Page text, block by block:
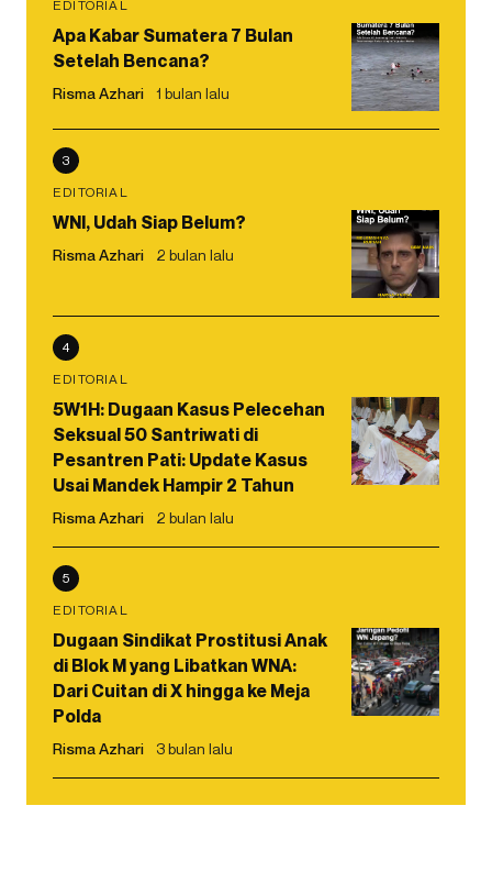
EDITORIAL
Apa Kabar Sumatera 7 Bulan
Setelah Bencana?
Risma Azhari 1 bulan lalu
3
EDITORIAL
WNI, Udah Siap Belum?
Risma Azhari 2 bulan lalu
4
EDITORIAL
5W1H: Dugaan Kasus Pelecehan
Seksual 50 Santriwati di
Pesantren Pati: Update Kasus
Usai Mandek Hampir 2 Tahun
Risma Azhari 2 bulan lalu
5
EDITORIAL
Dugaan Sindikat Prostitusi Anak
di Blok M yang Libatkan WNA:
Dari Cuitan di X hingga ke Meja
Polda
Risma Azhari 3 bulan lalu